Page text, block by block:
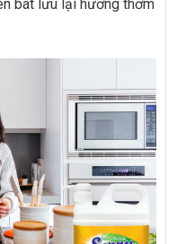
bát lưu lại hương thơm